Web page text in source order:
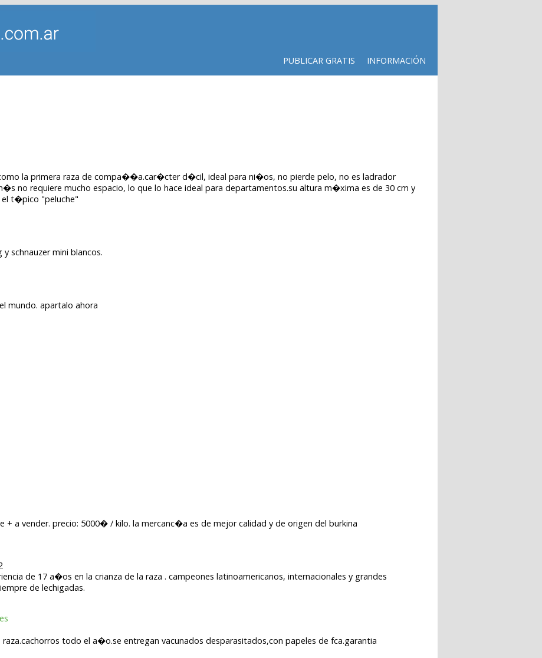
PUBLICAR GRATIS INFORMACIÓN
la primera raza de compa��a.car�cter d�cil, ideal para ni�os, no pierde pelo, no es ladrador
no requiere mucho espacio, lo que lo hace ideal para departamentos.su altura m�xima es de 30 cm y
el t�pico "peluche"
schnauzer mini blancos.
mundo. apartalo ahora
+ a vender. precio: 5000� / kilo. la mercanc�a es de mejor calidad y de origen del burkina
de 17 a�os en la crianza de la raza . campeones latinoamericanos, internacionales y grandes
de lechigadas.
todo el a�o.se entregan vacunados desparasitados,con papeles de fca.garantia